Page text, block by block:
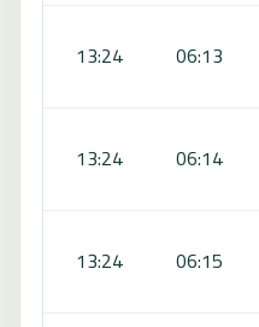
06:13
13:24
06:14
13:24
06:15
13:24